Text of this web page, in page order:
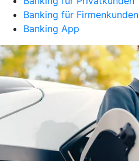
Banking für Firmenkunden
Banking App